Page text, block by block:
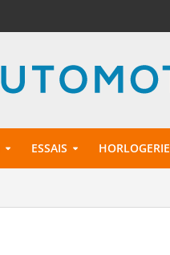
ESSAIS HORLOGERIE